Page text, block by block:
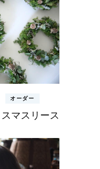
オーダー
マスリース